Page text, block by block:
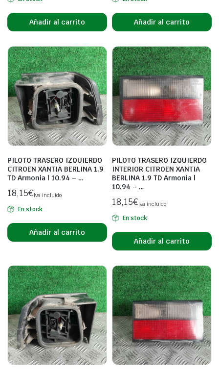
Añadir al carrito Añadir al carrito
PILOTO TRASERO IZQUIERDO
CITROEN XANTIA BERLINA 1.9
TD Armonia | 10.94 – …
18,15€Iva incluido
En stock
Añadir al carrito
PILOTO TRASERO IZQUIERDO
INTERIOR CITROEN XANTIA
BERLINA 1.9 TD Armonia |
10.94 – …
18,15€Iva incluido
En stock
Añadir al carrito